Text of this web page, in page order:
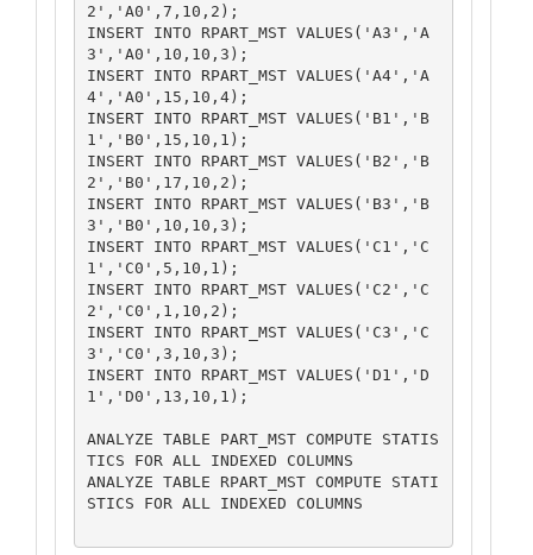
2','A0',7,10,2);
INSERT INTO RPART_MST VALUES('A3','A
3','A0',10,10,3);
INSERT INTO RPART_MST VALUES('A4','A
4','A0',15,10,4);
INSERT INTO RPART_MST VALUES('B1','B
1','B0',15,10,1);
INSERT INTO RPART_MST VALUES('B2','B
2','B0',17,10,2);
INSERT INTO RPART_MST VALUES('B3','B
3','B0',10,10,3);
INSERT INTO RPART_MST VALUES('C1','C
1','C0',5,10,1);
INSERT INTO RPART_MST VALUES('C2','C
2','C0',1,10,2);
INSERT INTO RPART_MST VALUES('C3','C
3','C0',3,10,3);
INSERT INTO RPART_MST VALUES('D1','D
1','D0',13,10,1);
ANALYZE TABLE PART_MST COMPUTE STATIS
TICS FOR ALL INDEXED COLUMNS
ANALYZE TABLE RPART_MST COMPUTE STATI
STICS FOR ALL INDEXED COLUMNS